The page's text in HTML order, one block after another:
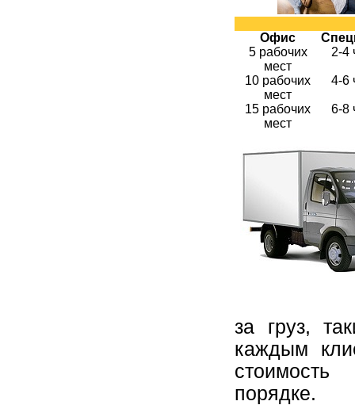
Офис
5 рабочих
мест
2-4
10 рабочих
мест
4-6
15 рабочих
мест
6-8
за груз,
каждым
стоимость
порядке.